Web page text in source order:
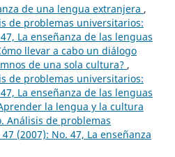
de una lengua extranjera ,
de problemas universitarios:
La enseñanza de las lenguas
llevar a cabo un diálogo
de una sola cultura? ,
de problemas universitarios:
La enseñanza de las lenguas
la lengua y la cultura
Análisis de problemas
(2007): No. 47, La enseñanza